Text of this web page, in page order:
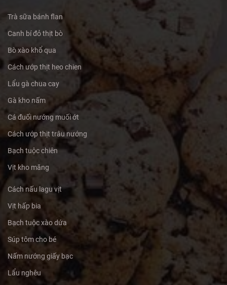
Trà sữa bánh flan
Canh bí đỏ thịt bò
Bò xào khổ qua
Cách ướp thịt heo chien
Lẩu gà chua cay
Gà kho nấm
Cá đuối nướng muối ớt
Cách ướp thịt trâu nướng
Bạch tuộc chiên
Vịt kho măng
Cách nấu lagu vịt
Vịt hấp bia
Bạch tuộc xào dứa
Súp tôm cho bé
Nấm nướng giấy bạc
Lẩu nghêu